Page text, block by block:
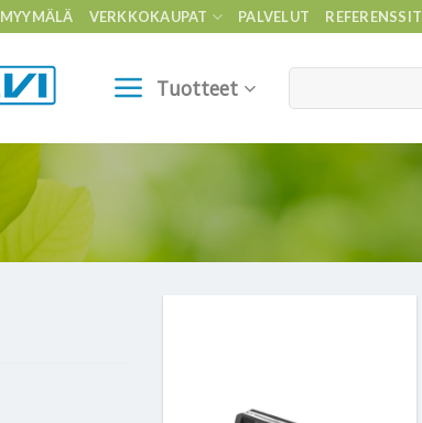
MYYMÄLÄ VERKKOKAUPAT PALVELUT REFERENSSIT
Tuotteet